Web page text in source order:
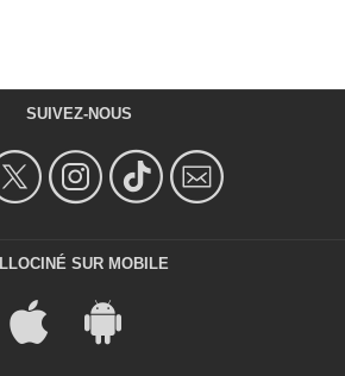
SUIVEZ-NOUS
SUR MOBILE